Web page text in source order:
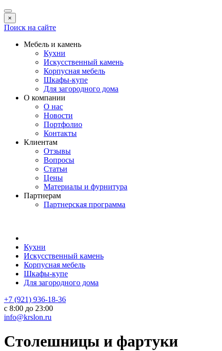
×
Поиск на сайте
Мебель и камень
Кухни
Искусственный камень
Корпусная мебель
Шкафы-купе
Для загородного дома
О компании
О нас
Новости
Портфолио
Контакты
Клиентам
Отзывы
Вопросы
Статьи
Цены
Материалы и фурнитура
Партнерам
Партнерская программа
Кухни
Искусственный камень
Корпусная мебель
Шкафы-купе
Для загородного дома
+7 (921) 936-18-36
с 8:00 до 23:00
info@krslon.ru
Столешницы и фартуки